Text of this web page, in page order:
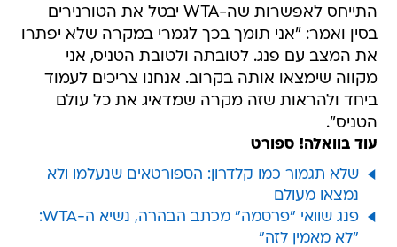
התייחס לאפשרות שה-WTA יבטל את הטורנירים
בסין ואמר: "אני תומך בכך לגמרי במקרה שלא יפתרו
את המצב עם פנג. לטובתה ולטובת הטניס, אני
מקווה שימצאו אותה בקרוב. אנחנו צריכים לעמוד
ביחד ולהראות שזה מקרה שמדאיג את כל עולם
הטניס".
עוד בוואלה! ספורט
שלא תגמור כמו קלדרון: הספורטאים שנעלמו ולא
נמצאו מעולם
פנג שוואי "פרסמה" מכתב הבהרה, נשיא ה-WTA:
"לא מאמין לזה"